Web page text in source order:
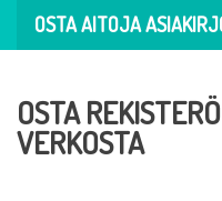
OSTA AITOJA
OSTA
VERKOSTA